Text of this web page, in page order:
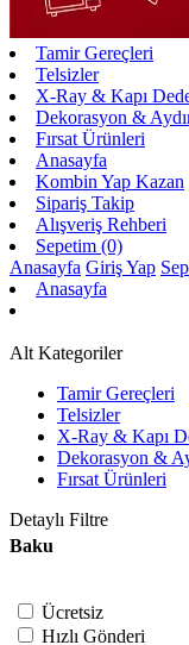
Tamir Gereçleri
Telsizler
X-Ray & Kapı
Dekorasyon &
Fırsat Ürünleri
Anasayfa
Kombin Yap Kazan
Sipariş Takip
Alışveriş Rehberi
Sepetim (0)
Anasayfa Giriş Yap
Anasayfa
Alt Kategoriler
Tamir Gereçleri
Telsizler
X-Ray & Kapı
Dekorasyon &
Fırsat Ürünleri
Detaylı Filtre
Baku
Ücretsiz
Hızlı Gönderi